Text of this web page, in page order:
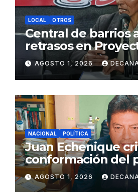
LOCAL OTROS
Central de barrios
retrasos en
de Agua y
Juliaca
AGOSTO 1, 2026
NACIONAL POLÍTICA
Juan Echenique
conformación del
gabinete
Fujimori
AGOSTO 1, 2026